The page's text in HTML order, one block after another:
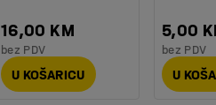
16,00 KM
bez PDV
U KOŠARICU
5,00
bez PDV
U